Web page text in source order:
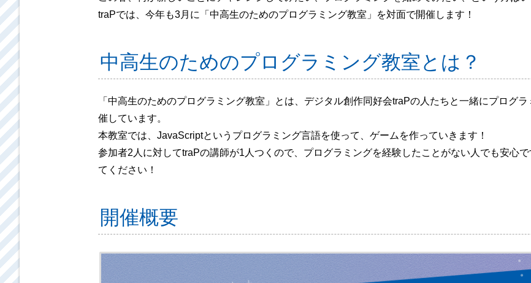
traPでは、今年も3月に「中高生のためのプログラミング教室」を対面で開催します！
中高生のためのプログラミング教室とは？
「中高生のためのプログラミング教室」とは、デジタル創作同好会traPの人たちと一緒にプログ
催しています。
本教室では、JavaScriptというプログラミング言語を使って、ゲームを作っていきます！
参加者2人に対してtraPの講師が1人つくので、プログラミングを経験したことがない人でも安心
てください！
開催概要